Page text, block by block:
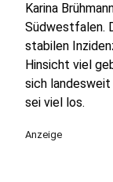
Karina
Südwestfalen.
stabilen
Hinsicht viel
sich
sei viel los.
Anzeige